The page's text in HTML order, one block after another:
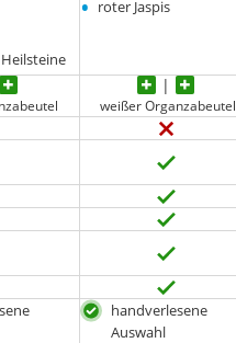
roter Jaspis
weißer Organzabeutel
handverlesene
Auswahl